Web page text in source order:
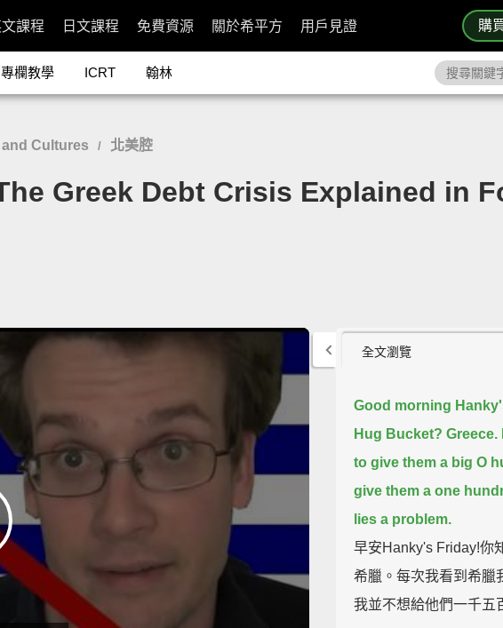
購
課程 日文課程 免費資源 關於希平方 用戶見證
專欄教學 ICRT 翰林
Cultures / 北美腔
Greek Debt Crisis Explained in
全文瀏覽
Good morning
Hug Bucket? Greece.
to give them a big O
give them a one
lies a problem.
早安Hanky's Friday!你
希臘。每次我看到希臘
我並不想給他們一千五